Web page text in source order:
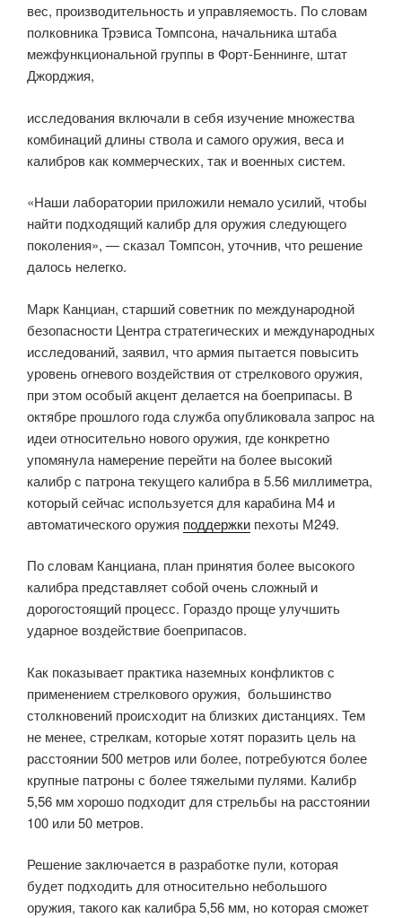
вес, производительность и управляемость. По словам
полковника Трэвиса Томпсона, начальника штаба
межфункциональной группы в Форт-Беннинге, штат
Джорджия,
исследования включали в себя изучение множества
комбинаций длины ствола и самого оружия, веса и
калибров как коммерческих, так и военных систем.
«Наши лаборатории приложили немало усилий, чтобы
найти подходящий калибр для оружия следующего
поколения», — сказал Томпсон, уточнив, что решение
далось нелегко.
Марк Канциан, старший советник по международной
безопасности Центра стратегических и международных
исследований, заявил, что армия пытается повысить
уровень огневого воздействия от стрелкового оружия,
при этом особый акцент делается на боеприпасы. В
октябре прошлого года служба опубликовала запрос на
идеи относительно нового оружия, где конкретно
упомянула намерение перейти на более высокий
калибр с патрона текущего калибра в 5.56 миллиметра,
который сейчас используется для карабина М4 и
автоматического оружия поддержки пехоты М249.
По словам Канциана, план принятия более высокого
калибра представляет собой очень сложный и
дорогостоящий процесс. Гораздо проще улучшить
ударное воздействие боеприпасов.
Как показывает практика наземных конфликтов с
применением стрелкового оружия, большинство
столкновений происходит на близких дистанциях. Тем
не менее, стрелкам, которые хотят поразить цель на
расстоянии 500 метров или более, потребуются более
крупные патроны с более тяжелыми пулями. Калибр
5,56 мм хорошо подходит для стрельбы на расстоянии
100 или 50 метров.
Решение заключается в разработке пули, которая
будет подходить для относительно небольшого
оружия, такого как калибра 5,56 мм, но которая сможет